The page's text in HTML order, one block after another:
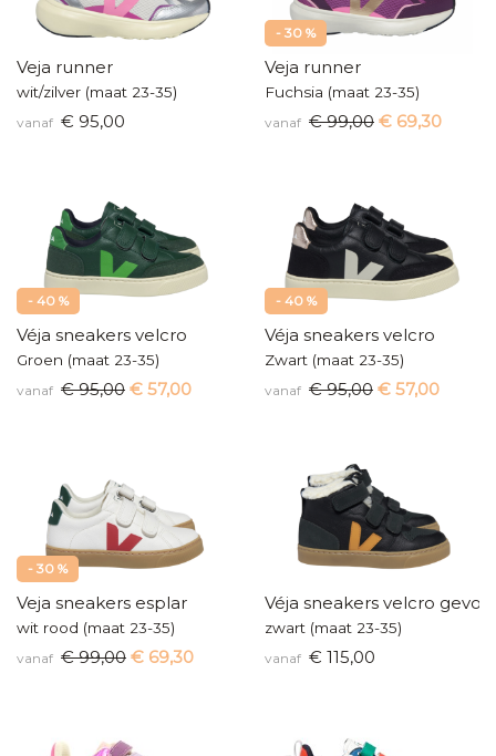
Veja runner
wit/zilver (maat 23-35)
vanaf € 95,00
- 30 %
Veja runner
Fuchsia (maat 23-35)
vanaf € 99,00 € 69,30
- 40 %
Véja sneakers velcro
Groen (maat 23-35)
vanaf € 95,00 € 57,00
- 40 %
Véja sneakers velcro
Zwart (maat 23-35)
vanaf € 95,00 € 57,00
- 30 %
Veja sneakers esplar
wit rood (maat 23-35)
vanaf € 99,00 € 69,30
Véja sneakers velcro
zwart (maat 23-35)
vanaf € 115,00